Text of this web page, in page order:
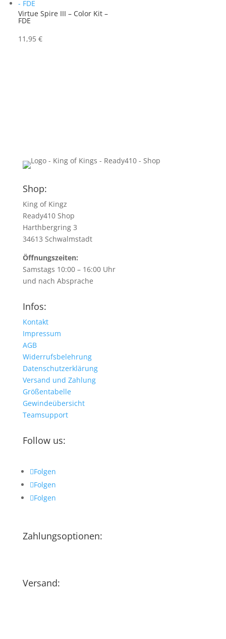
Virtue Spire III – Color Kit –
FDE
11,95€
Shop:
King of Kingz
Ready410 Shop
Harthbergring 3
34613 Schwalmstadt
Öffnungszeiten:
Samstags 10:00 – 16:00 Uhr
und nach Absprache
Infos:
Kontakt
Impressum
AGB
Widerrufsbelehrung
Datenschutzerklärung
Versand und Zahlung
Größentabelle
Gewindeübersicht
Teamsupport
Follow us:
Folgen
Folgen
Folgen
Zahlungsoptionen:
Versand: